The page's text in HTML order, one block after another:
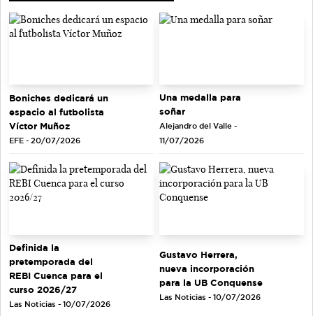
Boniches dedicará un
espacio al futbolista
Víctor Muñoz
EFE - 20/07/2026
Una medalla para
soñar
Alejandro del Valle -
11/07/2026
Definida la
pretemporada del
REBI Cuenca para el
curso 2026/27
Las Noticias - 10/07/2026
Gustavo Herrera,
nueva incorporación
para la UB Conquense
Las Noticias - 10/07/2026